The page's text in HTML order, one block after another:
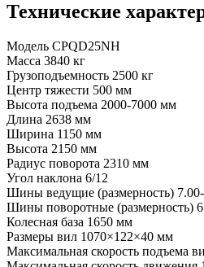
Технические
Модель CPQD25NH
Масса 3840 кг
Грузоподъемность 2500 кг
Центр тяжести 500 мм
Высота подъема 2000-7000 мм
Длина 2638 мм
Ширина 1150 мм
Высота 2150 мм
Радиус поворота 2310 мм
Угол наклона 6/12
Шины ведущие (размерность)
Шины поворотные (размерность)
Колесная база 1650 мм
Размеры вил 1070×122×40 мм
Максимальная скорость подъема